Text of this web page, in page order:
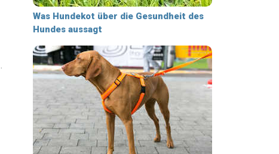
Was Hundekot über die Gesundheit des
Hundes aussagt